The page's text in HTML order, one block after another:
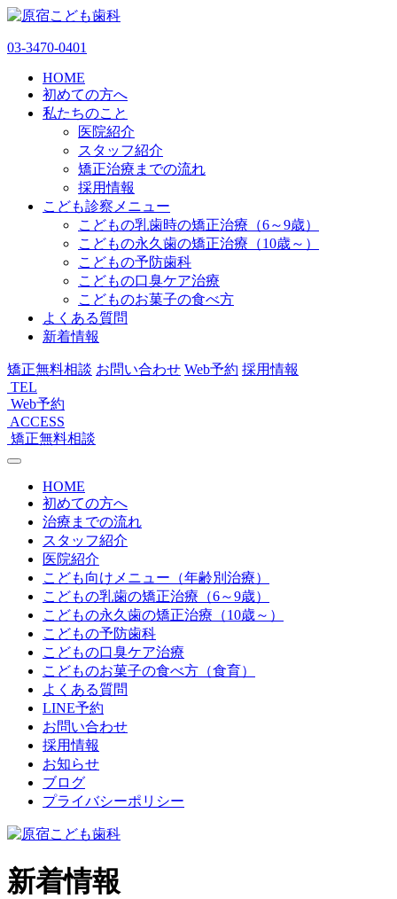
03-3470-0401
HOME
初めての方へ
私たちのこと
医院紹介
スタッフ紹介
矯正治療までの流れ
採用情報
こども診察メニュー
こどもの乳歯時の矯正治療（6～9歳）
こどもの永久歯の矯正治療（10歳～）
こどもの予防歯科
こどもの口臭ケア治療
こどものお菓子の食べ方
よくある質問
新着情報
矯正無料相談 お問い合わせ Web予約 採用情報
TEL
Web予約
ACCESS
矯正無料相談
HOME
初めての方へ
治療までの流れ
スタッフ紹介
医院紹介
こども向けメニュー（年齢別治療）
こどもの乳歯の矯正治療（6～9歳）
こどもの永久歯の矯正治療（10歳～）
こどもの予防歯科
こどもの口臭ケア治療
こどものお菓子の食べ方（食育）
よくある質問
LINE予約
お問い合わせ
採用情報
お知らせ
ブログ
プライバシーポリシー
新着情報